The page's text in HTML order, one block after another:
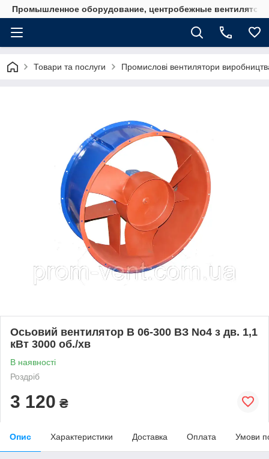
Промышленное оборудование, центробежные
Товари та послуги Промислові вентилятори
Осьовий вентилятор В 06-300 ВЗ No4 з дв. 1,1
кВт 3000 об./хв
В наявності
Роздріб
3 120 ₴
Опис Характеристики Доставка Оплата Умови